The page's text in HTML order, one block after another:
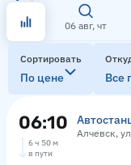
06 авг, чт
Сортировать
По цене Все
06:10 Алчевск,
6 ч 50 м
в пути